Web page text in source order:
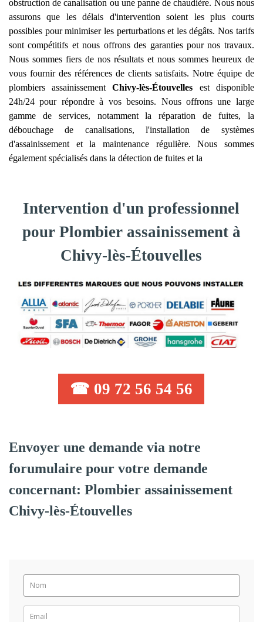
obstruction de canalisation ou une panne de chaudière. Nous nous
assurons que les délais d'intervention soient les plus courts
possibles pour minimiser les perturbations et les dégâts. Nos tarifs
sont compétitifs et nous offrons des garanties pour nos travaux.
Nous sommes fiers de nos résultats et nous sommes heureux de
vous fournir des références de clients satisfaits. Notre équipe de
plombiers assainissementChivy-lès-Étouvelles est disponible
24h/24 pour répondre à vos besoins. Nous offrons une large
gamme de services, notamment la réparation de fuites, la
débouchage de canalisations, l'installation de systèmes
d'assainissement et la maintenance régulière. Nous sommes
également spécialisés dans la détection de fuites et la
Intervention d'un professionnel
pour Plombier assainissement à
Chivy-lès-Étouvelles
☎ 09 72 56 54 56
Envoyer une demande via notre
forumulaire pour votre demande
concernant: Plombier assainissement
Chivy-lès-Étouvelles